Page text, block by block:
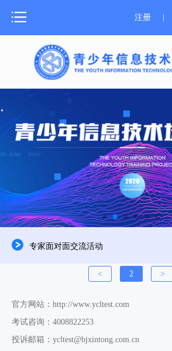
网站首页
测评介绍
新闻中心
测评报名
成绩证书
师资培训
关于器材
注册
专家面对面交流活动
< 2 >
官方网站：http://www.ycltest.com
考试咨询：4008822253
投诉邮箱：ycltest@bjxintong.com.cn